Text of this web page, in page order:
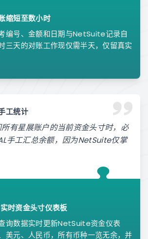
缩短至数小时
编号、金额和日期与NetSuite记录自
三天的对账工作现仅需半天，仅留真实
工统计
有星展账户的当前资金头寸时，必
手工汇总余额，因为NetSuite仅掌
时资金头寸仪表板
询数据实时更新NetSuite资金仪表
美元、人民币，所有币种一览无余，并